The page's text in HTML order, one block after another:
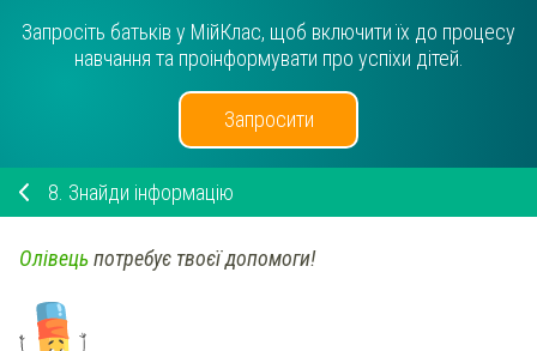
Запросіть батьків у МійКлас, щоб включити їх до процесу
навчання та проінформувати про успіхи дітей.
Запросити
8. Знайди інформацію
Олівецьпотребує твоєї допомоги!